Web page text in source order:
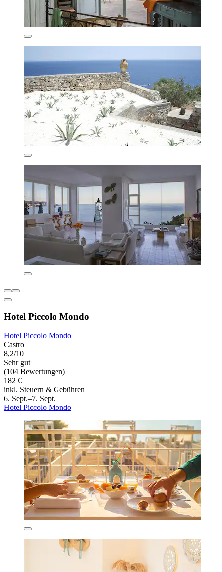
Hotel Piccolo Mondo
Hotel Piccolo Mondo
Castro
8,2/10
Sehr gut
(104 Bewertungen)
182 €
inkl. Steuern & Gebühren
6. Sept.–7. Sept.
Hotel Piccolo Mondo